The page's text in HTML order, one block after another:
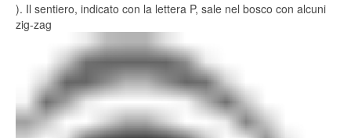
). Il sentiero, indicato con la lettera P, sale nel bosco con alcuni
zig-zag